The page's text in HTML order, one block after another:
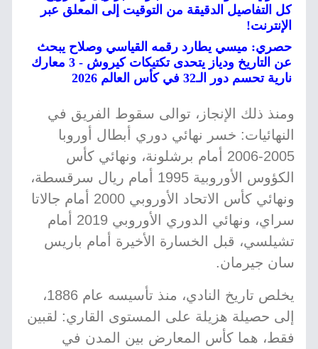
كل التفاصيل الدقيقة من التوقيت إلى المعلق عبر
الإنترنت!
حصري: ميسي يطارد رقمه القياسي وصلاح يبحث
عن التاريخ ودياز يتحدى تكتيكات كيروش - 3 معارك
نارية تحسم دور الـ32 في كأس العالم 2026
ومنذ ذلك الإنجاز، توالى سقوط الفريق في
النهائيات: خسر نهائي دوري أبطال أوروبا
2005-2006 أمام برشلونة، ونهائي كأس
الكؤوس الأوروبية 1995 أمام ريال سرقسطة،
ونهائي كأس الاتحاد الأوروبي 2000 أمام جالاتا
سراي، ونهائي الدوري الأوروبي 2019 أمام
تشيلسي، قبل الخسارة الأخيرة أمام باريس
سان جيرمان.
يخلص تاريخ النادي، منذ تأسيسه عام 1886،
إلى حصيلة هزيلة على المستوى القاري: لقبين
فقط، هما كأس المعارض بين المدن في